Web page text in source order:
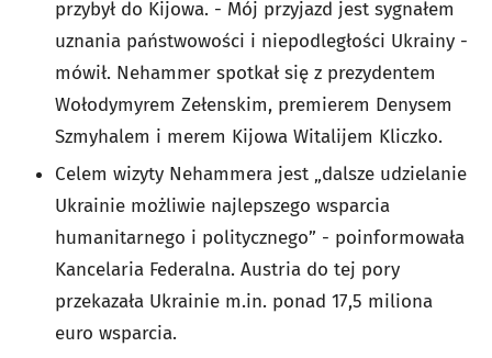
przybył do Kijowa. - Mój przyjazd jest sygnałem
uznania państwowości i niepodległości Ukrainy -
mówił. Nehammer spotkał się z prezydentem
Wołodymyrem Zełenskim, premierem Denysem
Szmyhalem i merem Kijowa Witalijem Kliczko.
Celem wizyty Nehammera jest „dalsze udzielanie
Ukrainie możliwie najlepszego wsparcia
humanitarnego i politycznego” - poinformowała
Kancelaria Federalna. Austria do tej pory
przekazała Ukrainie m.in. ponad 17,5 miliona
euro wsparcia.